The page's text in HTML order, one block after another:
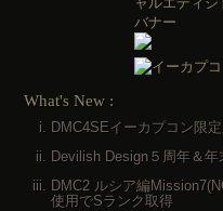
What's New :
DMC4SEイーカプコン限
Devilish Design５周年＆
DMC2 ルシア編
使用でSランク取得